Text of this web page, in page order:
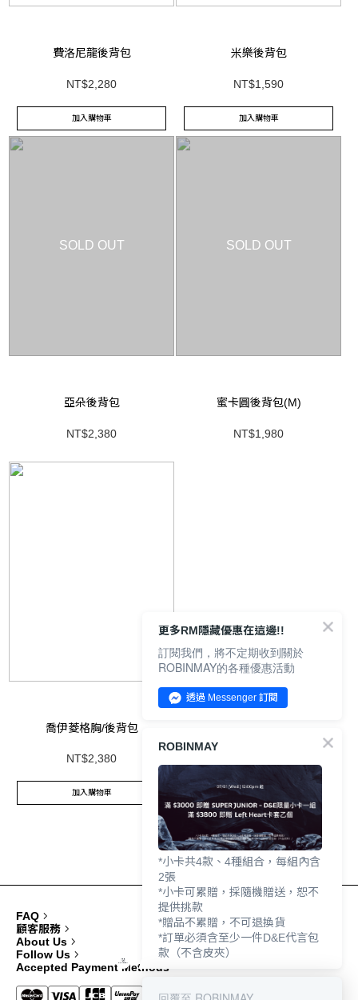
費洛尼龍後背包
NT$2,280
加入購物車
米樂後背包
NT$1,590
加入購物車
SOLD OUT
亞朵後背包
NT$2,380
SOLD OUT
蜜卡圓後背包(M)
NT$1,980
喬伊菱格胸/後背包
NT$2,380
加入購物車
FAQ
顧客服務
About Us
Follow Us
Accepted Payment Methods
更多RM隱藏優惠在這邊!!
訂閱我們，將不定期收到關於
ROBINMAY的各種優惠活動
透過 Messenger 訂閱
ROBINMAY
*小卡共4款、4種組合，每組內含
2張
*小卡可累贈，採隨機贈送，恕不
提供挑款
*贈品不累贈，不可退換貨
*訂單必須含至少一件D&E代言包
款（不含皮夾）